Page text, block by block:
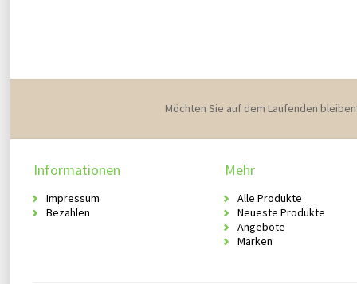
Möchten Sie auf dem Laufenden
Informationen
Impressum
Bezahlen
Mehr
Alle Produkte
Neueste Produkte
Angebote
Marken